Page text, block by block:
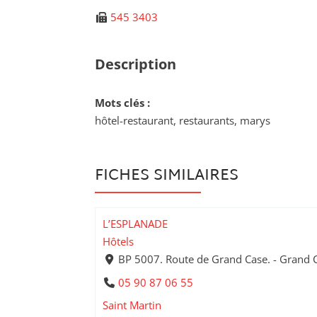
545 3403
Description
Mots clés :
hôtel-restaurant, restaurants, marys
FICHES SIMILAIRES
L’ESPLANADE
Hôtels
BP 5007. Route de Grand Case. - Grand
05 90 87 06 55
Saint Martin